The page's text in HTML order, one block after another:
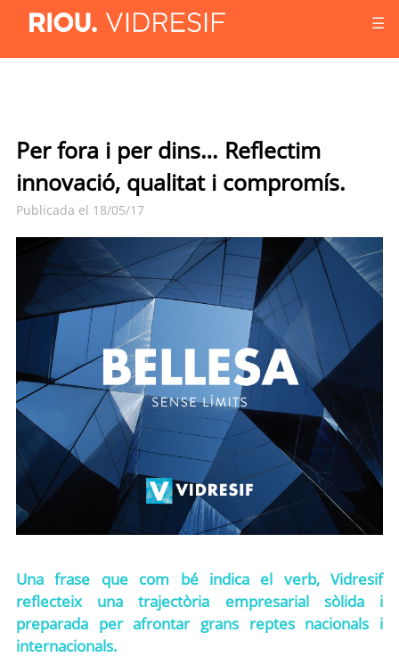
☰
Per fora i per dins… Reflectim
innovació, qualitat i compromís.
Publicada el 18/05/17
Una frase que com bé indica el verb, Vidresif
reflecteix una trajectòria empresarial sòlida i
preparada per afrontar grans reptes nacionals i
internacionals.